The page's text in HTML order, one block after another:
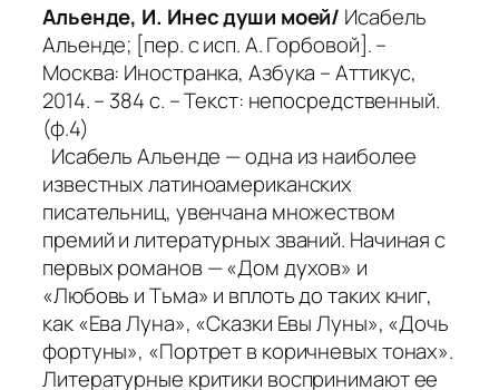
Альенде, И. Инес души моей/ Исабель
Альенде; [пер. с исп. А. Горбовой]. –
Москва: Иностранка, Азбука – Аттикус,
2014. – 384 с. – Текст: непосредственный.
(ф.4)
Исабель Альенде — одна из наиболее
известных латиноамериканских
писательниц, увенчана множеством
премий и литературных званий. Начиная с
первых романов — «Дом духов» и
«Любовь и Тьма» и вплоть до таких книг,
как «Ева Луна», «Сказки Евы Луны», «Дочь
фортуны», «Портрет в коричневых тонах».
Литературные критики воспринимают ее